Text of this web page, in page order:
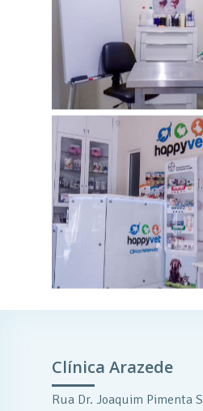
Clínica Arazede
Rua Dr. Joaquim Pimenta